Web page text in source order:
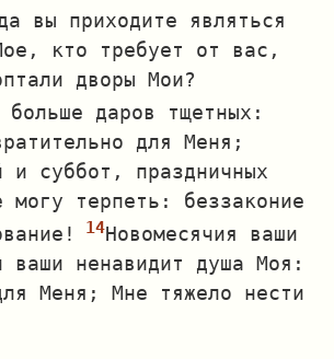
вы приходите являться
кто требует от вас,
дворы Мои?
больше даров тщетных:
для Меня;
и суббот, праздничных
могу терпеть: беззаконие
Новомесячия ваши
ваши ненавидит душа Моя:
Меня; Мне тяжело нести